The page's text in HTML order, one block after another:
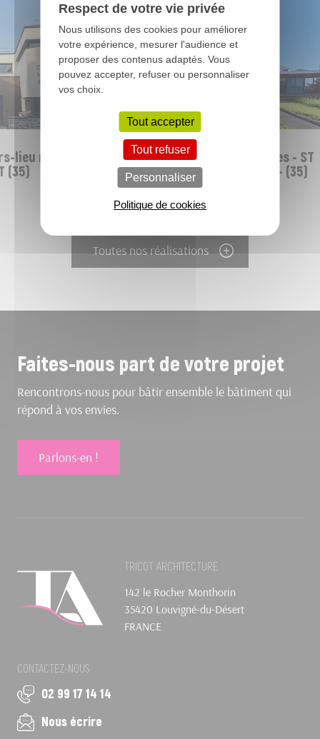
numérique
SANTÉ
Restructuration des cuisines - ST
GEORGES DE REINTEMBAULT - (35)
Toutes nos réalisations
Faites-nous part de votre projet
Rencontrons-nous pour bâtir ensemble le bâtiment qui
répond à vos envies.
Parlons-en !
TRICOT ARCHITECTURE
142 le Rocher Monthorin
35420 Louvigné-du-Désert
FRANCE
CONTACTEZ-NOUS
02 99 17 14 14
Nous écrire
Respect de votre vie privée
Nous utilisons des cookies pour améliorer
votre expérience, mesurer l'audience et
proposer des contenus adaptés. Vous
pouvez accepter, refuser ou personnaliser
vos choix.
Tout accepter
Tout refuser
Personnaliser
Politique de cookies